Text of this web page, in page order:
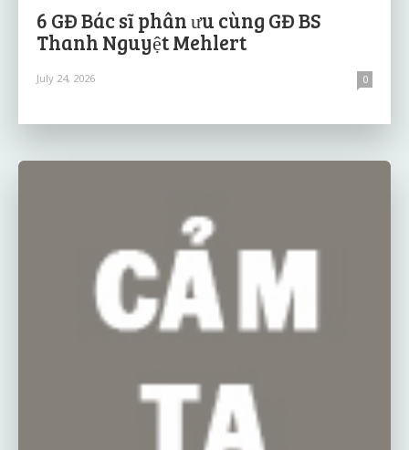
6 GĐ Bác sĩ phân ưu cùng GĐ BS
Thanh Nguyệt Mehlert
July 24, 2026 0